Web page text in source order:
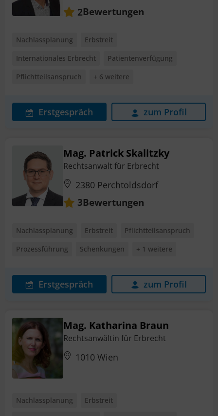
2Bewertungen
Nachlassplanung
Erbstreit
Internationales Erbrecht
Patientenverfügung
Pflichtteilsanspruch
+ 6 weitere
Erstgespräch zum Profil
Mag. Patrick Skalitzky
Rechtsanwalt für Erbrecht
2380 Perchtoldsdorf
3Bewertungen
Nachlassplanung Erbstreit
Pflichtteilsanspruch
Prozessführung
Schenkungen + 1 weitere
Erstgespräch zum Profil
Mag. Katharina Braun
Rechtsanwältin für Erbrecht
1010 Wien
Nachlassplanung
Erbstreit